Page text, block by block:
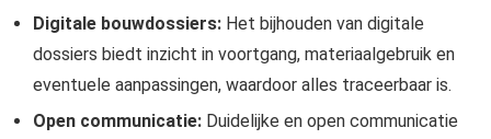
Digitale bouwdossiers: Het bijhouden van digitale
dossiers biedt inzicht in voortgang, materiaalgebruik en
eventuele aanpassingen, waardoor alles traceerbaar is.
Open communicatie: Duidelijke en open communicatie